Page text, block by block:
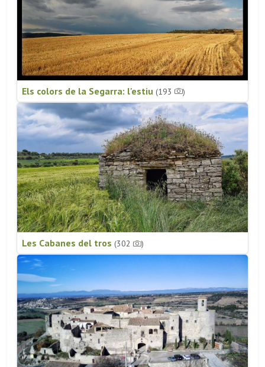
Els colors de la Segarra: l'estiu (193 )
Les Cabanes del tros (302 )